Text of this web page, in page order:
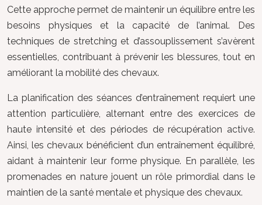
Cette approche permet de maintenir un équilibre entre les
besoins physiques et la capacité de l’animal. Des
techniques de stretching et d’assouplissement s’avèrent
essentielles, contribuant à prévenir les blessures, tout en
améliorant la mobilité des chevaux.
La planification des séances d’entraînement requiert une
attention particulière, alternant entre des exercices de
haute intensité et des périodes de récupération active.
Ainsi, les chevaux bénéficient d’un entraînement équilibré,
aidant à maintenir leur forme physique. En parallèle, les
promenades en nature jouent un rôle primordial dans le
maintien de la santé mentale et physique des chevaux.